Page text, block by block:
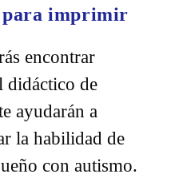
para imprimir
encontrar
didáctico de
ayudarán a
la habilidad de
con autismo.